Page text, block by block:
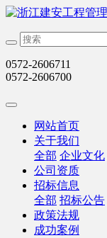
0572-2606711
0572-2606700
网站首页
关于我们
全部 企业文化
公司资质
招标信息
全部 招标公告
政策法规
成功案例